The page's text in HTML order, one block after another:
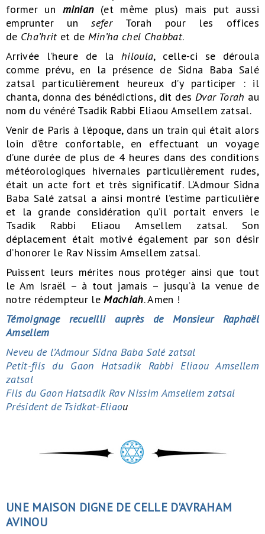
former un minian(et même plus) mais put aussi
emprunter unseferTorah pour les offices
de Cha’hrit et de Min’ha chel Chabbat.
Arrivée l’heure de lahiloula, celle-ci se déroula
comme prévu, en la présence de Sidna Baba Salé
zatsal particulièrement heureux d’y participer : il
chanta, donna des bénédictions, dit desDvar Torah au
nom du vénéré Tsadik Rabbi Eliaou Amsellem zatsal.
Venir de Paris à l’époque, dans un train qui était alors
loin d’être confortable, en effectuant un voyage
d’une durée de plus de 4 heures dans des conditions
météorologiques hivernales particulièrement rudes,
était un acte fort et très significatif. L’Admour Sidna
Baba Salé zatsal a ainsi montré l’estime particulière
et la grande considération qu’il portait envers le
Tsadik Rabbi Eliaou Amsellem zatsal. Son
déplacement était motivé également par son désir
d’honorer le Rav Nissim Amsellem zatsal.
Puissent leurs mérites nous protéger ainsi que tout
le Am Israël – à tout jamais – jusqu’à la venue de
notre rédempteur leMachiah. Amen !
Témoignage recueilli auprès de Monsieur Raphaël
Amsellem
Neveu de l’Admour Sidna Baba Salé zatsal
Petit-fils du Gaon Hatsadik Rabbi Eliaou Amsellem
zatsal
Fils du Gaon Hatsadik Rav Nissim Amsellem zatsal
Président de Tsidkat-Eliaou
UNE MAISON DIGNE DE CELLE D'AVRAHAM
AVINOU